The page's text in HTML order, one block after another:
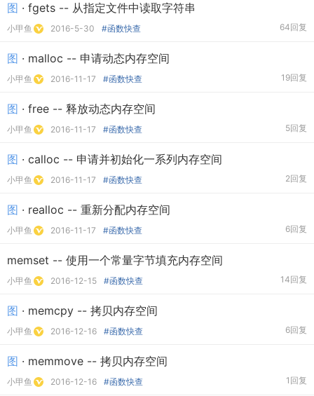
图 · fgets -- 从指定文件中读取字符串
小甲鱼 2016-5-30 #函数快查 64回复
图 · malloc -- 申请动态内存空间
小甲鱼 2016-11-17 #函数快查 19回复
图 · free -- 释放动态内存空间
小甲鱼 2016-11-17 #函数快查 5回复
图 · calloc -- 申请并初始化一系列内存空间
小甲鱼 2016-11-17 #函数快查 2回复
图 · realloc -- 重新分配内存空间
小甲鱼 2016-11-17 #函数快查 6回复
memset -- 使用一个常量字节填充内存空间
小甲鱼 2016-12-15 #函数快查 14回复
图 · memcpy -- 拷贝内存空间
小甲鱼 2016-12-16 #函数快查 6回复
图 · memmove -- 拷贝内存空间
小甲鱼 2016-12-16 #函数快查 1回复